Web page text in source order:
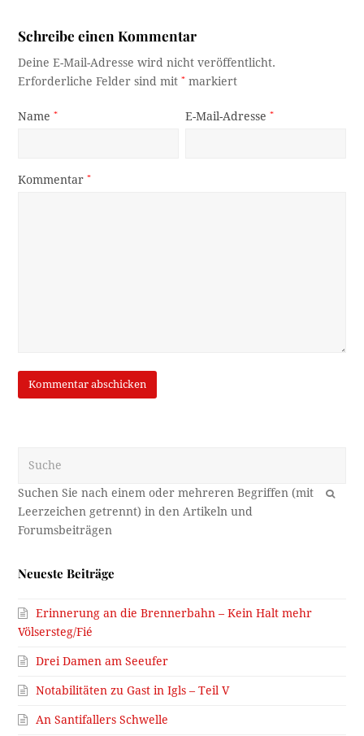
Schreibe einen Kommentar
Deine E-Mail-Adresse wird nicht veröffentlicht.
Erforderliche Felder sind mit* markiert
Name* E-Mail-Adresse*
Kommentar*
OK
Neueste Beiträge
Erinnerung an die Brennerbahn – Kein Halt mehr
Völsersteg/Fié
Drei Damen am Seeufer
Notabilitäten zu Gast in Igls – Teil V
An Santifallers Schwelle